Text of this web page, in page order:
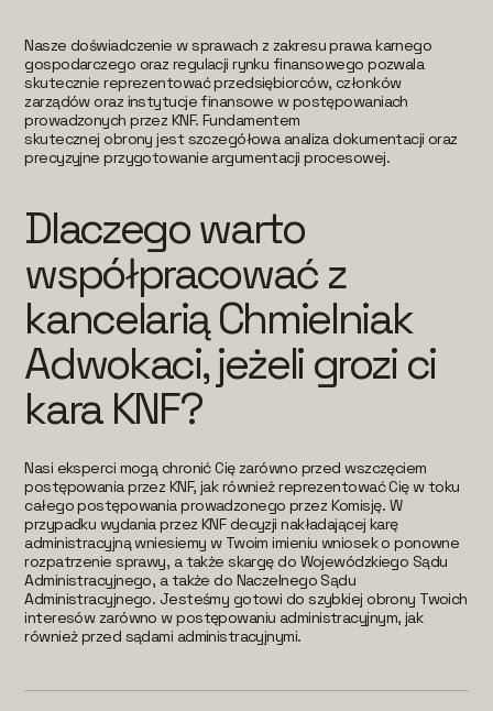
Nasze doświadczenie w sprawach z zakresu prawa karnego
gospodarczego oraz regulacji rynku finansowego pozwala
skutecznie reprezentować przedsiębiorców, członków
zarządów oraz instytucje finansowe w postępowaniach
prowadzonych przez KNF. Fundamentem
skutecznej obrony jest szczegółowa analiza dokumentacji oraz
precyzyjne przygotowanie argumentacji procesowej.
Dlaczego warto
współpracować z
kancelarią Chmielniak
Adwokaci, jeżeli grozi ci
kara KNF?
Nasi eksperci mogą chronić Cię zarówno przed wszczęciem
postępowania przez KNF, jak również reprezentować Cię w toku
całego postępowania prowadzonego przez Komisję. W
przypadku wydania przez KNF decyzji nakładającej karę
administracyjną wniesiemy w Twoim imieniu wniosek o ponowne
rozpatrzenie sprawy, a także skargę do Wojewódzkiego Sądu
Administracyjnego, a także do Naczelnego Sądu
Administracyjnego. Jesteśmy gotowi do szybkiej obrony Twoich
interesów zarówno w postępowaniu administracyjnym, jak
również przed sądami administracyjnymi.